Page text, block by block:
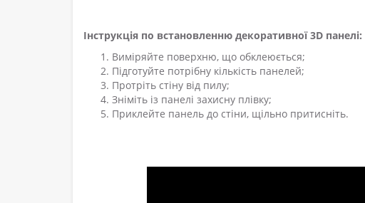
Інструкція по встановленню декоративної 3D панелі:
Виміряйте поверхню, що обклеюється;
Підготуйте потрібну кількість панелей;
Протріть стіну від пилу;
Зніміть із панелі захисну плівку;
Приклейте панель до стіни, щільно притисніть.